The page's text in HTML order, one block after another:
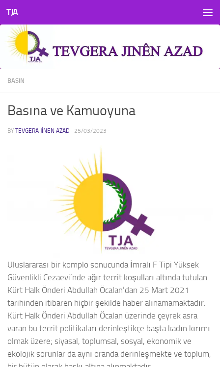
Skip to content
TJA
BASIN
Basına ve Kamuoyuna
BY TEVGERA JINEN AZAD · 25/03/2023
Uluslararası bir komplo sonucunda İmralı F Tipi Yüksek
Güvenlikli Cezaevi’nde ağır tecrit koşulları altında tutulan
Kürt Halk Önderi Abdullah Öcalan’dan 25 Mart 2021
tarihinden itibaren hiçbir şekilde haber alınamamaktadır.
Kürt Halk Önderi Abdullah Öcalan üzerinde çeyrek asra
varan bu tecrit politikaları derinleştikçe başta kadın kırımı
olmak üzere; siyasal, toplumsal, sosyal, ekonomik ve
ekolojik sorunlar da aynı oranda derinleşmekte ve toplum,